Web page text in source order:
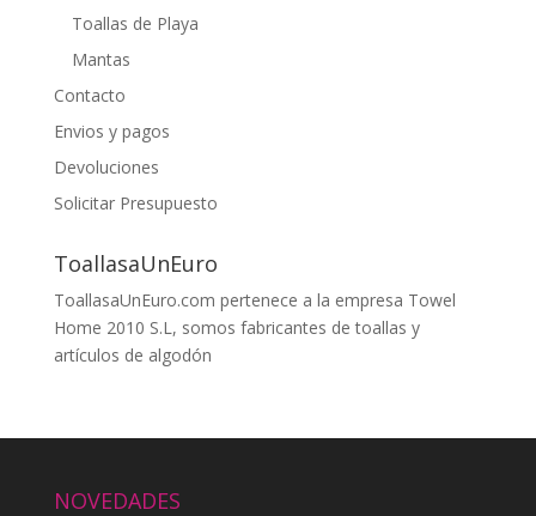
Toallas de Playa
Mantas
Contacto
Envios y pagos
Devoluciones
Solicitar Presupuesto
ToallasaUnEuro
ToallasaUnEuro.com pertenece a la empresa Towel
Home 2010 S.L, somos fabricantes de toallas y
artículos de algodón
NOVEDADES